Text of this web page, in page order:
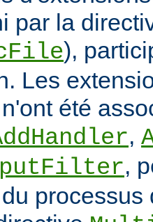
par la
),
Les
été
,
,
processus